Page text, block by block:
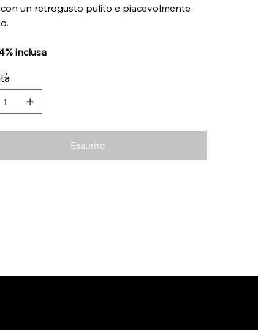
con un retrogusto pulito e piacevolmente
inclusa
Esaurito